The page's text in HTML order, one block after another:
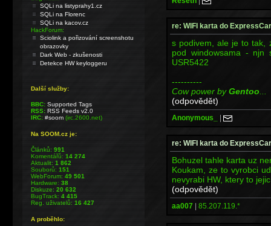
re: WIFI karta do
s podivem, ale je to tak,
pod windowsama -
USR5422
----------
Cow power byGentoo
(odpovědět)
Anonymous_ |
re: WIFI karta do
Bohuzel tahle karta uz
Koukam, ze to vyrobci
nevyrabi HW, ktery to
(odpovědět)
aa007 | 85.207.119.*
SQLi na listyprahy1.cz
SQLi na Florenc
SQLi na kacov.cz
HackForum:
Sciolink a pořizování screenshotu
obrazovky
Dark Web - zkušenosti
Detekce HW keyloggeru
Další služby:
BBC: Supported Tags
RSS: RSS Feeds v2.0
IRC: #soom(irc.2600.net)
Na SOOM.cz je:
Článků:991
Komentářů:14 274
Aktualit:1 862
Souborů:151
WebForum:49 501
Hardware:38
Diskuze:20 632
BugTrack:4 415
Reg. uživatelů:16 427
A proběhlo: